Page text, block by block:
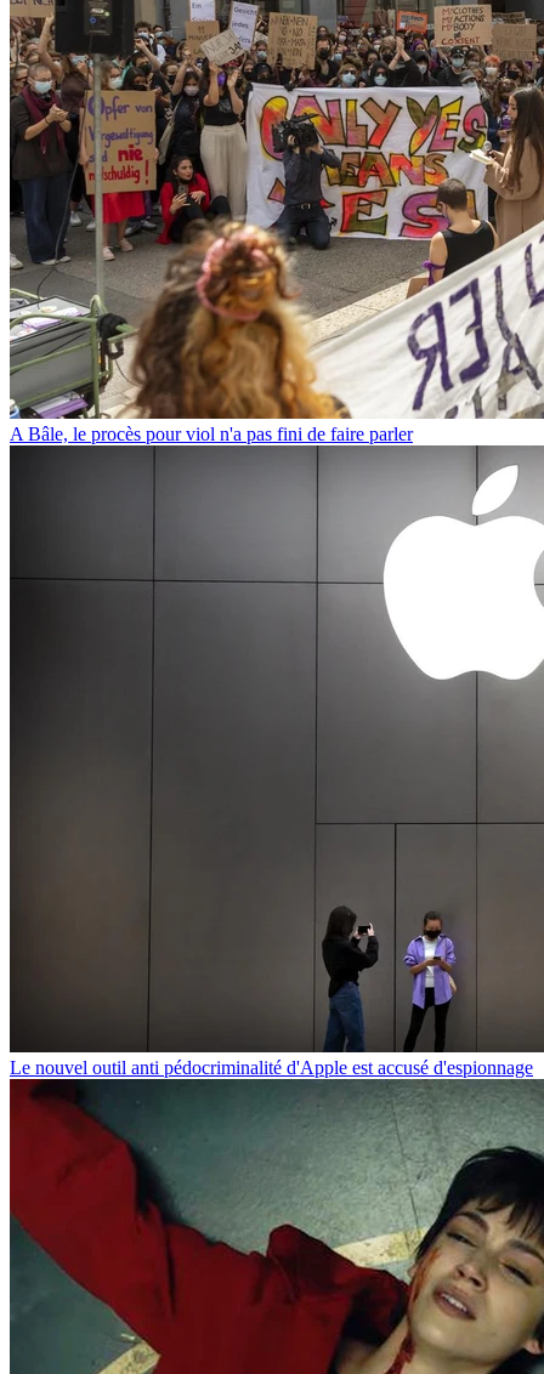
A Bâle, le procès pour viol n'a pas fini de faire parler
Le nouvel outil anti pédocriminalité d'Apple est accusé d'espionnage